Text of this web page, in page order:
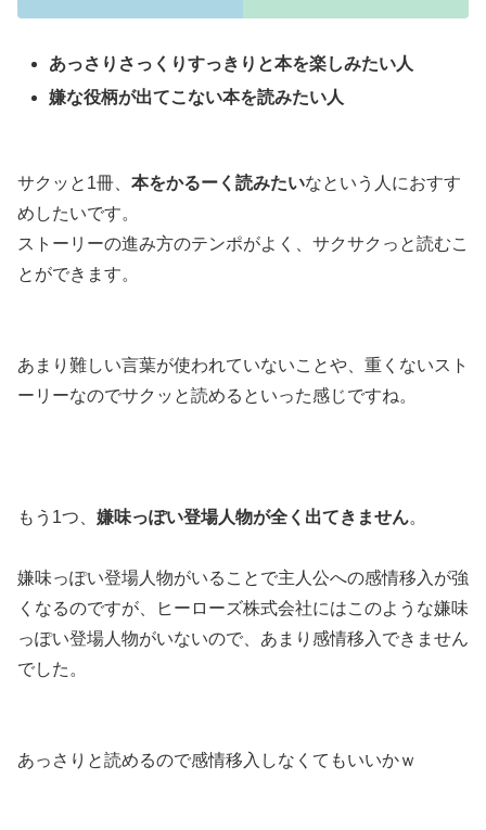
あっさりさっくりすっきりと本を楽しみたい人
嫌な役柄が出てこない本を読みたい人
サクッと1冊、 本をかるーく読みたいなという人におすす
めしたいです。
ストーリーの進み方のテンポがよく、サクサクっと読むこ
とができます。
あまり難しい言葉が使われていないことや、重くないスト
ーリーなのでサクッと読めるといった感じですね。
もう1つ、 嫌味っぽい登場人物が全く出てきません。
嫌味っぽい登場人物がいることで主人公への感情移入が強
くなるのですが、ヒーローズ株式会社にはこのような嫌味
っぽい登場人物がいないので、あまり感情移入できません
でした。
あっさりと読めるので感情移入しなくてもいいかｗ